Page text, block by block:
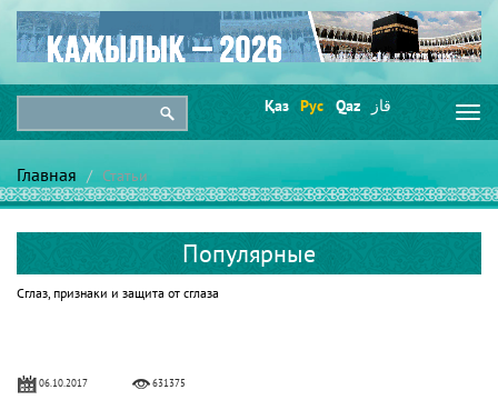
Қаз Рус Qaz قاز
Главная Статьи
Популярные
Сглаз, признаки и защита от сглаза
06.10.2017 631375